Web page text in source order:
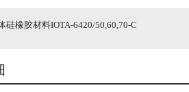
硅橡胶材料IOTA-6420/50,60,70-C